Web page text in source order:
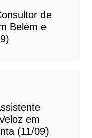
de
Belém e
em
(11/09)